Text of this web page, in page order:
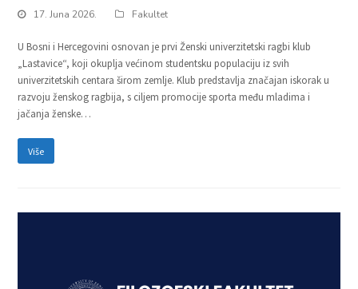
17. Juna 2026. Fakultet
U Bosni i Hercegovini osnovan je prvi Ženski univerzitetski ragbi klub
„Lastavice“, koji okuplja većinom studentsku populaciju iz svih
univerzitetskih centara širom zemlje. Klub predstavlja značajan iskorak u
razvoju ženskog ragbija, s ciljem promocije sporta među mladima i
jačanja ženske…
Više